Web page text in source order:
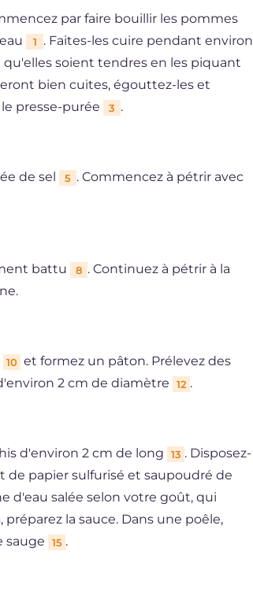
par faire bouillir les pommes
1
. Faites-les cuire pendant environ
qu'elles soient tendres en les piquant
bien cuites, égouttez-les et
presse-purée
3 .
de sel 5 . Commencez à pétrir avec
battu 8 . Continuez à pétrir à la
10 et formez un pâton. Prélevez des
2 cm de diamètre 12 .
d'environ 2 cm de long 13 . Disposez-
de papier sulfurisé et saupoudré de
d'eau salée selon votre goût, qui
la sauce. Dans une poêle,
sauge
15 .